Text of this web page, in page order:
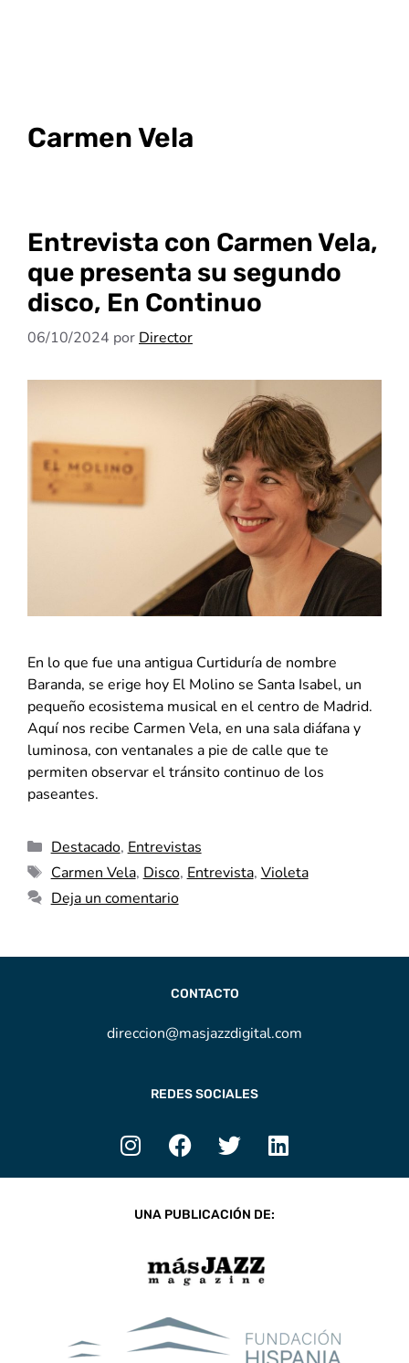
Carmen Vela
Entrevista con Carmen Vela,
que presenta su segundo
disco, En Continuo
06/10/2024 por Director
En lo que fue una antigua Curtiduría de nombre
Baranda, se erige hoy El Molino se Santa Isabel, un
pequeño ecosistema musical en el centro de Madrid.
Aquí nos recibe Carmen Vela, en una sala diáfana y
luminosa, con ventanales a pie de calle que te
permiten observar el tránsito continuo de los
paseantes.
Destacado, Entrevistas
Carmen Vela, Disco, Entrevista, Violeta
Deja un comentario
CONTACTO
direccion@masjazzdigital.com
REDES SOCIALES
UNA PUBLICACIÓN DE: